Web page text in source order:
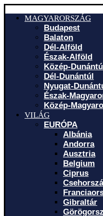
MAGYARORSZÁG
Budapest
Balaton
Dél-Alföld
Észak-Alföld
Közép-
Dél-Dunántúl
Nyugat-
Észak-
Közép-
VILÁG
EURÓPA
Albánia
Andorra
Ausztria
Belgium
Ciprus
Gibraltár